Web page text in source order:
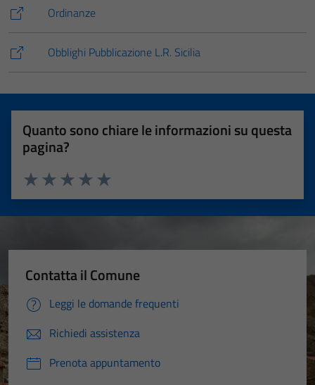
Ordinanze
Obblighi Pubblicazione L.R. Sicilia
Quanto sono chiare le informazioni su questa
pagina?
Valuta 5 stelle su 5
Valuta 4 stelle su 5
Valuta 3 stelle su 5
Valuta 2 stelle su 5
Valuta 1 stelle su 5
Contatta il Comune
Leggi le domande frequenti
Richiedi assistenza
Prenota appuntamento